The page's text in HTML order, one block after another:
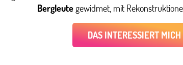
Bergleute gewidmet, mit
DAS INTERESSIERT MICH